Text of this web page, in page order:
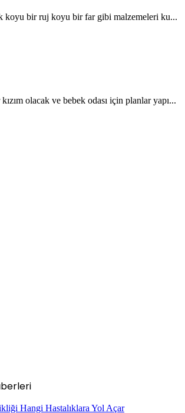
koyu bir ruj koyu bir far gibi malzemeleri ku...
olacak ve bebek odası için planlar yapı...